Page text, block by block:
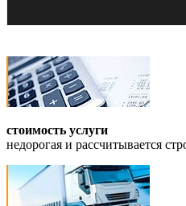
стоимость услуги
недорогая и рассчитывается